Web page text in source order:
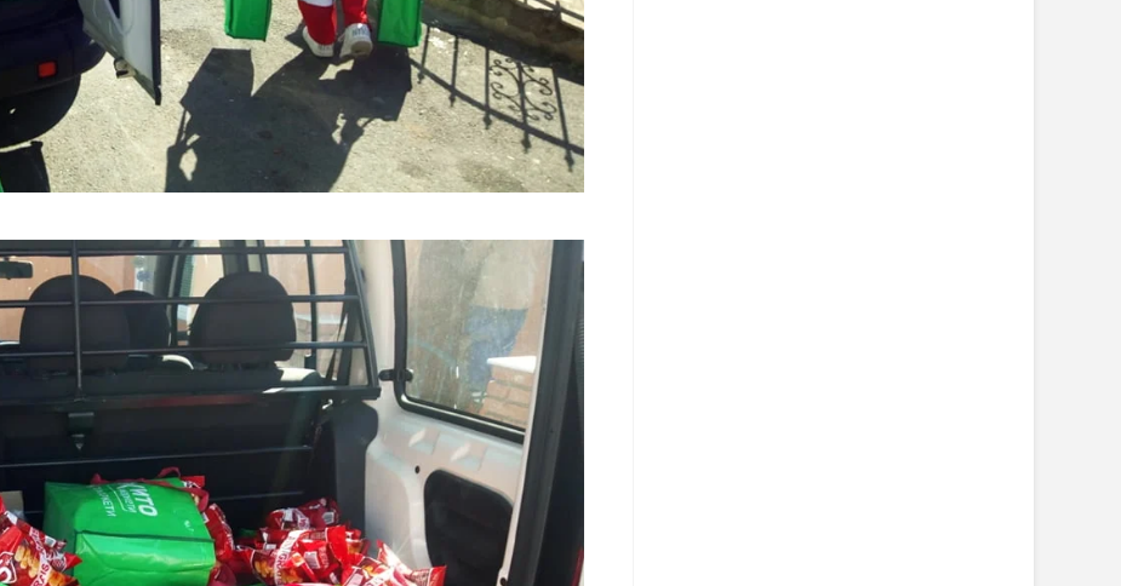
ДОГОВОРИ
ЗНАЧЕЊЕ НА СЛУЖБАТА ЗА БАРАЊЕ
ФОРМУЛАРИ ЗА БАРАЊА
ЗДРАВСТВЕНО ПРЕВЕНТИВНА ДЕЈНОСТ
КРВОДАРИТЕЛСТВО
ИНФОРМАЦИИ ЗА БОЛЕСТИ
МЕНАЏМЕНТ НА ВОЛОНТЕРИ
ЗА НАС
ДЕЈСТВУВАЊЕ